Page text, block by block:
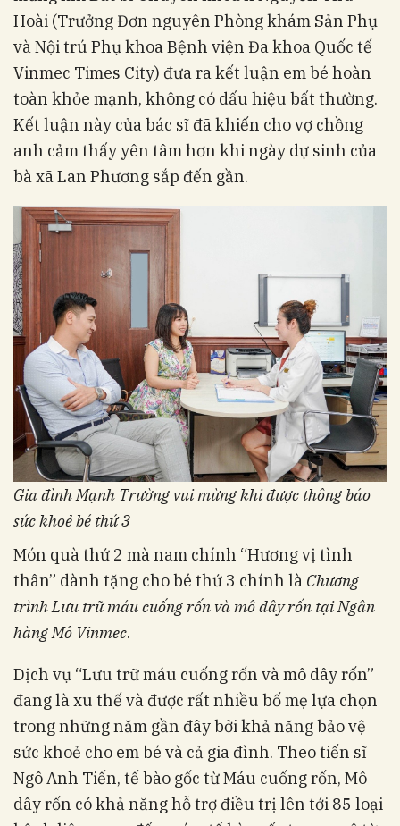
Hoài (Trưởng Đơn nguyên Phòng khám Sản Phụ
và Nội trú Phụ khoa Bệnh viện Đa khoa Quốc tế
Vinmec Times City) đưa ra kết luận em bé hoàn
toàn khỏe mạnh, không có dấu hiệu bất thường.
Kết luận này của bác sĩ đã khiến cho vợ chồng
anh cảm thấy yên tâm hơn khi ngày dự sinh của
bà xã Lan Phương sắp đến gần.
Gia đình Mạnh Trường vui mừng khi được thông báo
sức khoẻ bé thứ 3
Món quà thứ 2 mà nam chính “Hương vị tình
thân” dành tặng cho bé thứ 3 chính là Chương
trình Lưu trữ máu cuống rốn và mô dây rốn tại Ngân
hàng Mô Vinmec.
Dịch vụ “Lưu trữ máu cuống rốn và mô dây rốn”
đang là xu thế và được rất nhiều bố mẹ lựa chọn
trong những năm gần đây bởi khả năng bảo vệ
sức khoẻ cho em bé và cả gia đình. Theo tiến sĩ
Ngô Anh Tiến, tế bào gốc từ Máu cuống rốn, Mô
dây rốn có khả năng hỗ trợ điều trị lên tới 85 loại